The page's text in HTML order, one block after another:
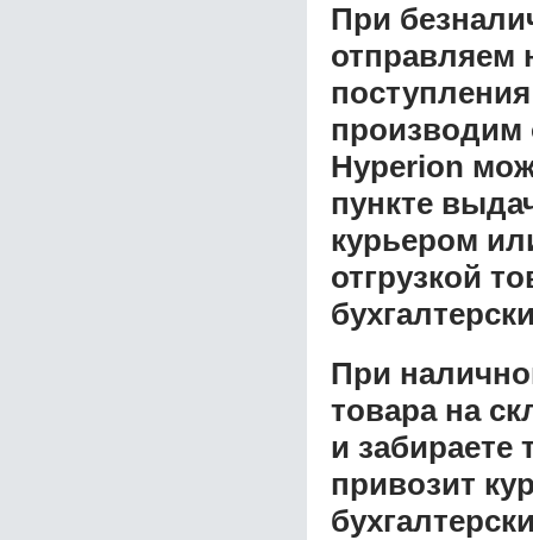
При
отправляем
производим
Hyperion
пункте
курьером
отгрузкой
При
товара на
и забираете
привозит